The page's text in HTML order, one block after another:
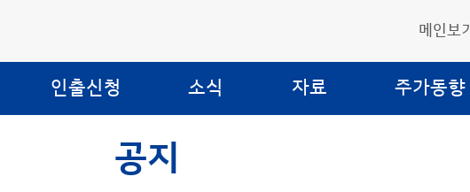
메인보기
인출신청 소식 자료 주가동향
공지